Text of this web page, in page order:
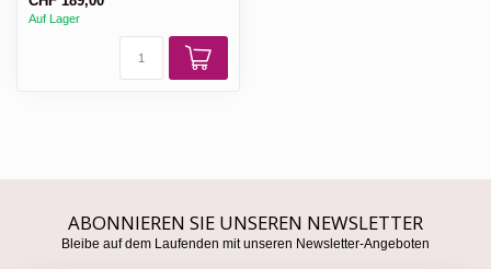
Auf Lager
ABONNIEREN SIE UNSEREN NEWSLETTER
Bleibe auf dem Laufenden mit unseren Newsletter-Angeboten